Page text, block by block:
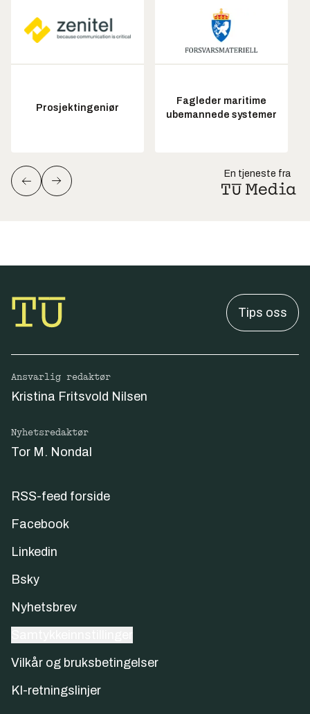
Prosjektingeniør
Fagleder maritime
ubemannede systemer
En tjeneste fra
Tips oss
Ansvarlig redaktør
Kristina Fritsvold Nilsen
Nyhetsredaktør
Tor M. Nondal
RSS-feed forside
Facebook
Linkedin
Bsky
Nyhetsbrev
Vilkår og bruksbetingelser
KI-retningslinjer